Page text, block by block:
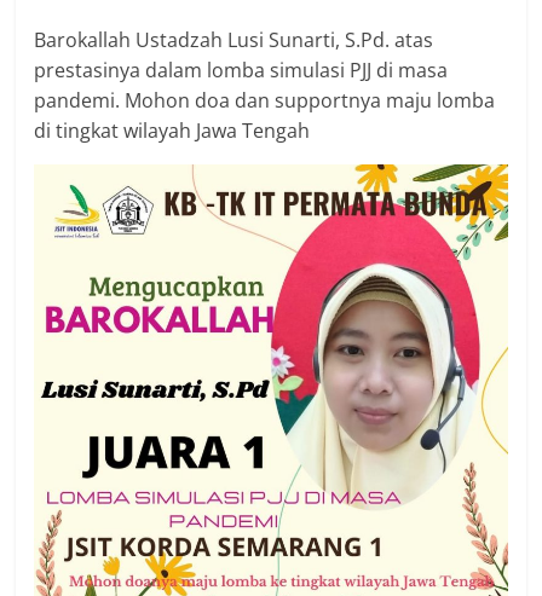
Barokallah Ustadzah Lusi Sunarti, S.Pd. atas
prestasinya dalam lomba simulasi PJJ di masa
pandemi. Mohon doa dan supportnya maju lomba
di tingkat wilayah Jawa Tengah